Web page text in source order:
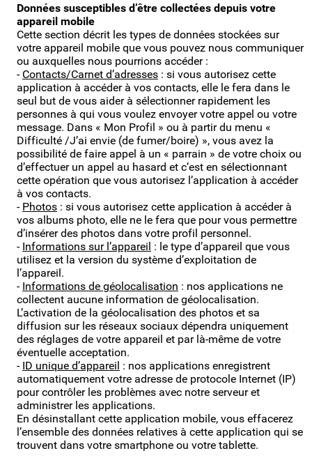
Données susceptibles d’être collectées depuis votre
appareil mobile
Cette section décrit les types de données stockées sur
votre appareil mobile que vous pouvez nous communiquer
ou auxquelles nous pourrions accéder :
- Contacts/Carnet d’adresses : si vous autorisez cette
application à accéder à vos contacts, elle le fera dans le
seul but de vous aider à sélectionner rapidement les
personnes à qui vous voulez envoyer votre appel ou votre
message. Dans « Mon Profil » ou à partir du menu «
Difficulté /J’ai envie (de fumer/boire) », vous avez la
possibilité de faire appel à un « parrain » de votre choix ou
d’effectuer un appel au hasard et c’est en sélectionnant
cette opération que vous autorisez l’application à accéder
à vos contacts.
- Photos : si vous autorisez cette application à accéder à
vos albums photo, elle ne le fera que pour vous permettre
d’insérer des photos dans votre profil personnel.
- Informations sur l’appareil : le type d’appareil que vous
utilisez et la version du système d’exploitation de
l’appareil.
- Informations de géolocalisation : nos applications ne
collectent aucune information de géolocalisation.
L’activation de la géolocalisation des photos et sa
diffusion sur les réseaux sociaux dépendra uniquement
des réglages de votre appareil et par là-même de votre
éventuelle acceptation.
- ID unique d’appareil : nos applications enregistrent
automatiquement votre adresse de protocole Internet (IP)
pour contrôler les problèmes avec notre serveur et
administrer les applications.
En désinstallant cette application mobile, vous effacerez
l’ensemble des données relatives à cette application qui se
trouvent dans votre smartphone ou votre tablette.